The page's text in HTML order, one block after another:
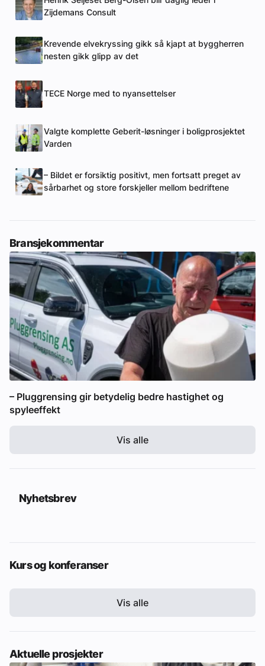
Zijdemans Consult
Krevende elvekryssing gikk så kjapt at byggherren
nesten gikk glipp av det
TECE Norge med to nyansettelser
Valgte komplette Geberit-løsninger i boligprosjektet
Varden
– Bildet er forsiktig positivt, men fortsatt preget av
sårbarhet og store forskjeller mellom bedriftene
Bransjekommentar
– Pluggrensing gir betydelig bedre hastighet og
spyleeffekt
Vis alle
Nyhetsbrev
Kurs og konferanser
Vis alle
Aktuelle prosjekter